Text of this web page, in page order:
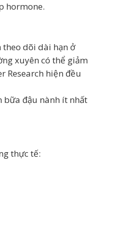
hormone.
theo dõi dài hạn ở
xuyên có thể giảm
Research hiện đều
bữa đậu nành ít nhất
thực tế: